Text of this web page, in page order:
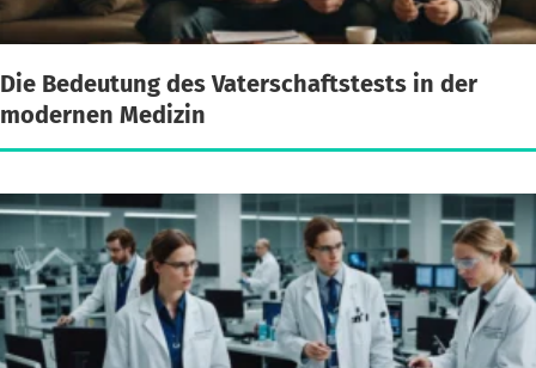
Die Bedeutung des Vaterschaftstests in der
modernen Medizin